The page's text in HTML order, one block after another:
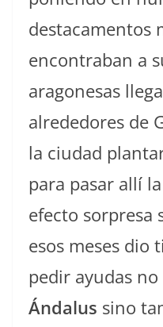
destacamentos
encontraban a
aragonesas
alrededores de
la ciudad
para pasar allí
efecto sorpresa
esos meses dio
pedir ayudas
Ándalus sino